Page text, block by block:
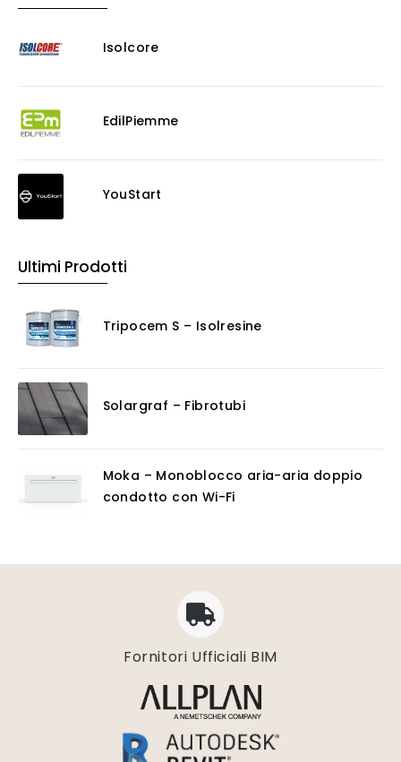
Isolcore
EdilPiemme
YouStart
Ultimi Prodotti
Tripocem S – Isolresine
Solargraf – Fibrotubi
Moka – Monoblocco aria-aria doppio
condotto con Wi-Fi
Fornitori Ufficiali BIM